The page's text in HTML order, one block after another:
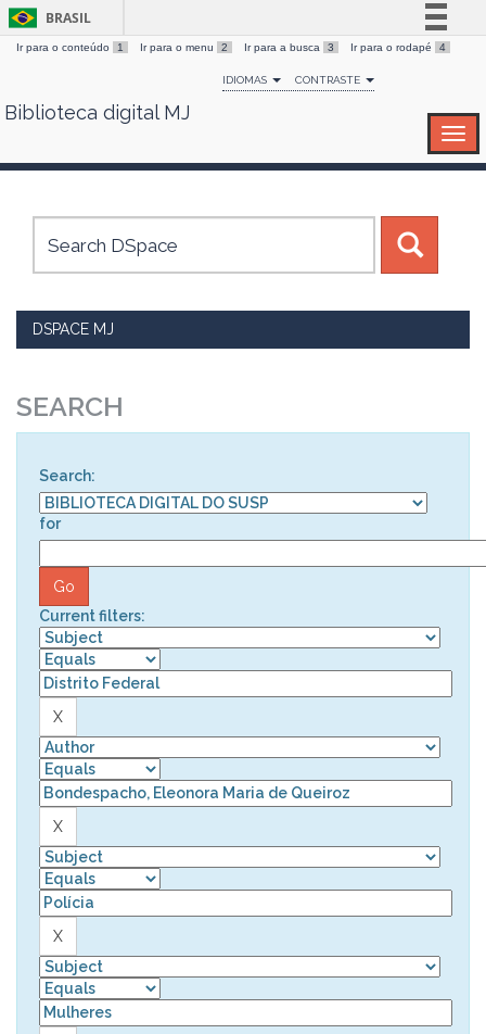
Skip
BRASIL
Simplifique!
Comunica BR
Canais
Ir para o conteúdo 1 Ir para o menu 2 Ir para a busca 3 Ir para o rodapé 4
IDIOMAS CONTRASTE
Biblioteca digital MJ
DSPACE MJ
SEARCH
Search:
for
Current filters: